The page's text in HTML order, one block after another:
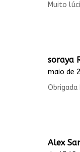
Muito
soraya
maio de
Obrigada
Alex